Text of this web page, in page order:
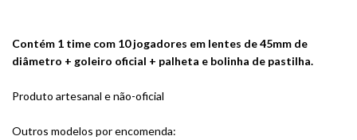
Contém 1 time com 10 jogadores em lentes de 45mm de
diâmetro + goleiro oficial + palheta e bolinha de pastilha.
Produto artesanal e não-oficial
Outros modelos por encomenda: